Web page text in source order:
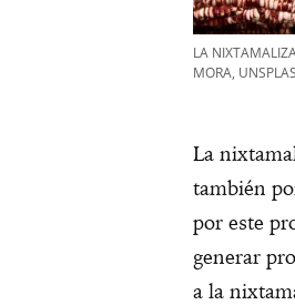
LA
MORA,
La
también
por este
generar
a la